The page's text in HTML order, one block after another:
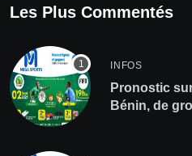
Les Plus Commentés
INFOS
Pronostic
Bénin, de